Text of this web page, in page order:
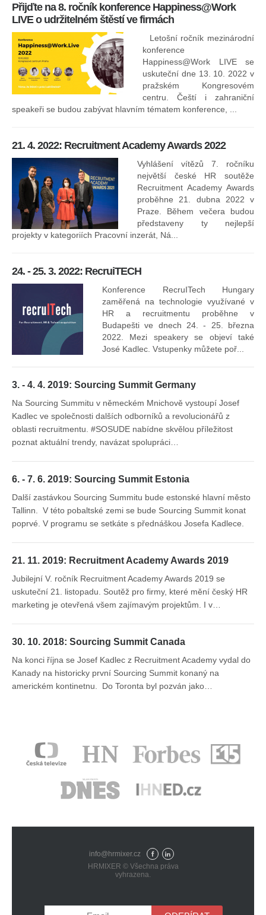
Přijďte na 8. ročník konference Happiness@Work
LIVE o udržitelném štěstí ve firmách
Letošní ročník mezinárodní
konference
Happiness@Work LIVE se
uskuteční dne 13. 10. 2022 v
pražském Kongresovém
centru. Čeští i zahraniční
speakeři se budou zabývat hlavním tématem konference, ...
21. 4. 2022: Recruitment Academy Awards 2022
Vyhlášení vítězů 7. ročníku
největší české HR soutěže
Recruitment Academy Awards
proběhne 21. dubna 2022 v
Praze. Během večera budou
představeny ty nejlepší
projekty v kategoriích Pracovní inzerát, Ná...
24. - 25. 3. 2022: RecruiTECH
Konference RecruITech Hungary
zaměřená na technologie využívané v
HR a recruitmentu proběhne v
Budapešti ve dnech 24. - 25. března
2022. Mezi speakery se objeví také
José Kadlec. Vstupenky můžete poř...
3. - 4. 4. 2019: Sourcing Summit Germany
Na Sourcing Summitu v německém Mnichově vystoupí Josef
Kadlec ve společnosti dalších odborníků a revolucionářů z
oblasti recruitmentu. #SOSUDE nabídne skvělou příležitost
poznat aktuální trendy, navázat spolupráci…
6. - 7. 6. 2019: Sourcing Summit Estonia
Další zastávkou Sourcing Summitu bude estonské hlavní město
Tallinn. V této pobaltské zemi se bude Sourcing Summit konat
poprvé. V programu se setkáte s přednáškou Josefa Kadlece.
21. 11. 2019: Recruitment Academy Awards 2019
Jubilejní V. ročník Recruitment Academy Awards 2019 se
uskuteční 21. listopadu. Soutěž pro firmy, které mění český HR
marketing je otevřená všem zajímavým projektům. I v…
30. 10. 2018: Sourcing Summit Canada
Na konci října se Josef Kadlec z Recruitment Academy vydal do
Kanady na historicky první Sourcing Summit konaný na
americkém kontinetnu. Do Toronta byl pozván jako…
info@hrmixer.cz
Fac
eb
Lin
HRMIXER © Všechna práva
vyhrazena.